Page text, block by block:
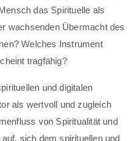
das Spirituelle als
wachsenden Übermacht des
Welches Instrument
tragfähig?
und digitalen
als wertvoll und zugleich
von Spiritualität und
sich dem spirituellen und